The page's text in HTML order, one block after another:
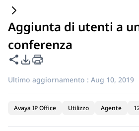
Aggiunta di utenti a
conferenza
Condividi questa pagina
Opzioni di esportazione PDF
Ultimo aggiornamento : Aug 10, 2019
Avaya IP Office Utilizzo Agente